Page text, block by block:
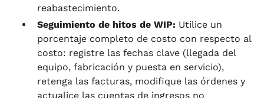
reabastecimiento.
Seguimiento de hitos de WIP: Utilice un
porcentaje completo de costo con respecto al
costo: registre las fechas clave (llegada del
equipo, fabricación y puesta en servicio),
retenga las facturas, modifique las órdenes y
actualice las cuentas de ingresos no